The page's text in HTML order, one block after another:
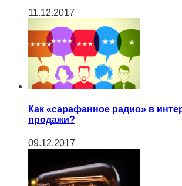
11.12.2017
Как «сарафанное радио» в
продажи?
09.12.2017